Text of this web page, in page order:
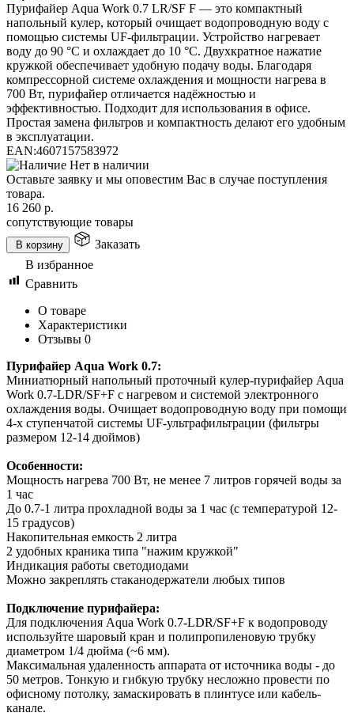
Пурифайер Aqua Work 0.7 LR/SF F — это компактный
напольный кулер, который очищает водопроводную воду с
помощью системы UF-фильтрации. Устройство нагревает
воду до 90 °С и охлаждает до 10 °С. Двухкратное нажатие
кружкой обеспечивает удобную подачу воды. Благодаря
компрессорной системе охлаждения и мощности нагрева в
700 Вт, пурифайер отличается надёжностью и
эффективностью. Подходит для использования в офисе.
Простая замена фильтров и компактность делают его удобным
в эксплуатации.
EAN:4607157583972
Нет в наличии
Оставьте заявку и мы оповестим Вас в случае поступления
товара.
16 260 р.
сопутствующие товары
В корзину
Заказать
В избранное
Сравнить
О товаре
Характеристики
Отзывы 0
Пурифайер Aqua Work 0.7:
Миниатюрный напольный проточный кулер-пурифайер Aqua
Work 0.7-LDR/SF+F с нагревом и системой электронного
охлаждения воды. Очищает водопроводную воду при помощи
4-х ступенчатой системы UF-ультрафильтрации (фильтры
размером 12-14 дюймов)
Особенности:
Мощность нагрева 700 Вт, не менее 7 литров горячей воды за
1 час
До 0.7-1 литра прохладной воды за 1 час (с температурой 12-
15 градусов)
Накопительная емкость 2 литра
2 удобных краника типа "нажим кружкой"
Индикация работы светодиодами
Можно закреплять стаканодержатели любых типов
Подключение пурифайера:
Для подключения Aqua Work 0.7-LDR/SF+F к водопроводу
используйте шаровый кран и полипропиленовую трубку
диаметром 1/4 дюйма (~6 мм).
Максимальная удаленность аппарата от источника воды - до
50 метров. Тонкую и гибкую трубку несложно провести по
офисному потолку, замаскировать в плинтусе или кабель-
канале.